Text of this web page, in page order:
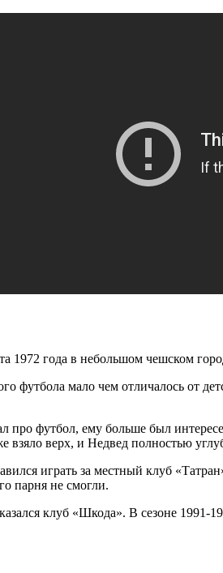
1972 года в небольшом чешском
футбола мало чем отличалось от
про футбол, ему больше был
взяло верх, и Недвед полностью
играть за местный клуб
парня не смогли.
клуб «Шкода». В сезоне